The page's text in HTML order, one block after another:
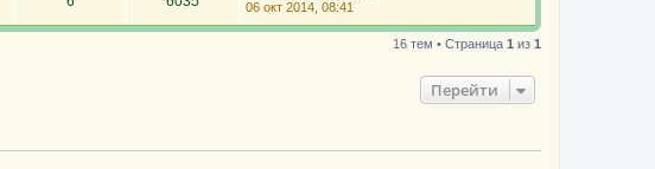
06 окт 2014, 08:41
16 тем • Страница 1 из 1
Перейти